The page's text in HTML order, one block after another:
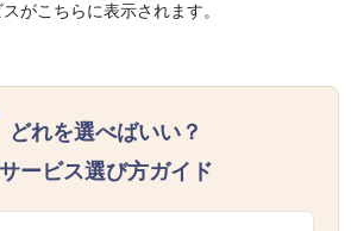
がこちらに表示されます。
どれを選べばいい？
ービス選び方ガイド